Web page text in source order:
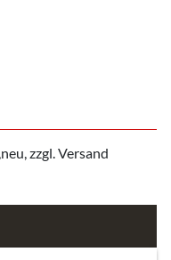
zzgl. Versand